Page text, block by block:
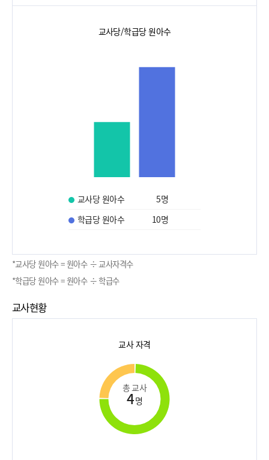
교사당/학급당 원아수
교사당 원아수 5명
학급당 원아수
10명
*교사당 원아수 = 원아수 ÷ 교사자격수
*학급당 원아수 = 원아수 ÷ 학급수
교사현황
교사 자격
총 교사
4명